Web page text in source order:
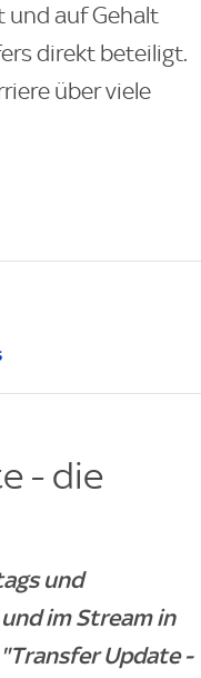
und auf Gehalt
direkt beteiligt.
über viele
- die
und
im Stream in
Update -